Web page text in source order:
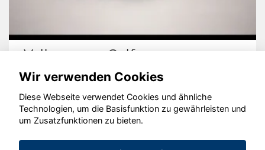
Volkswagen Golf
© konjunkturmotor.de GmbH 2020 - 2026
Wir verwenden Cookies
Diese Webseite verwendet Cookies und ähnliche
Technologien, um die Basisfunktion zu gewährleisten und
um Zusatzfunktionen zu bieten.